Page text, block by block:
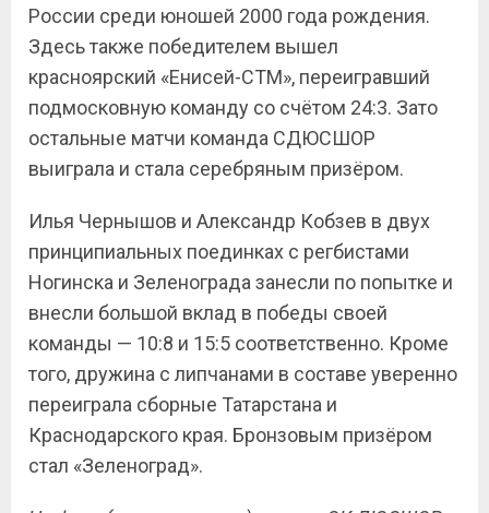
России среди юношей 2000 года рождения.
Здесь также победителем вышел
красноярский «Енисей-СТМ», переигравший
подмосковную команду со счётом 24:3. Зато
остальные матчи команда СДЮСШОР
выиграла и стала серебряным призёром.
Илья Чернышов и Александр Кобзев в двух
принципиальных поединках с регбистами
Ногинска и Зеленограда занесли по попытке и
внесли большой вклад в победы своей
команды — 10:8 и 15:5 соответственно. Кроме
того, дружина с липчанами в составе уверенно
переиграла сборные Татарстана и
Краснодарского края. Бронзовым призёром
стал «Зеленоград».